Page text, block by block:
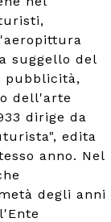
suggello del
pubblicità,
dell'arte
dirige da
edita
anno. Nel
degli anni